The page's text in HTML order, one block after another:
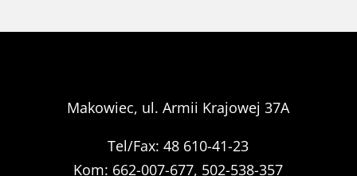
Makowiec, ul. Armii Krajowej 37A
Tel/Fax: 48 610-41-23
Kom: 662-007-677, 502-538-357